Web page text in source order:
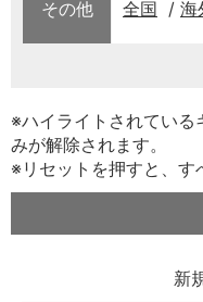
その他 全国 海
※ハイライトされている
みが解除されます。
※リセットを押すと、す
新